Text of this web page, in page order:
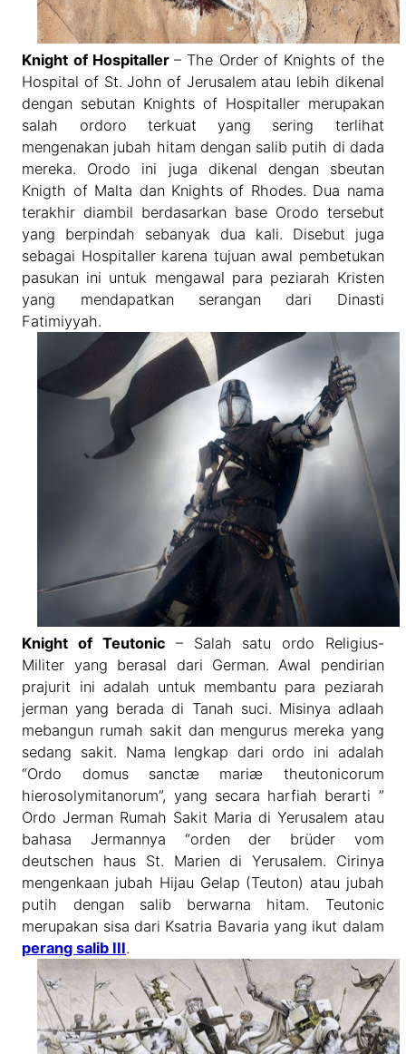
Knight of Hospitaller– The Order of Knights of the
Hospital of St. John of Jerusalem atau lebih dikenal
dengan sebutan Knights of Hospitaller merupakan
salah ordoro terkuat yang sering terlihat
mengenakan jubah hitam dengan salib putih di dada
mereka. Orodo ini juga dikenal dengan sbeutan
Knigth of Malta dan Knights of Rhodes. Dua nama
terakhir diambil berdasarkan base Orodo tersebut
yang berpindah sebanyak dua kali. Disebut juga
sebagai Hospitaller karena tujuan awal pembetukan
pasukan ini untuk mengawal para peziarah Kristen
yang mendapatkan serangan dari Dinasti
Fatimiyyah.
Knight of Teutonic – Salah satu ordo Religius-
Militer yang berasal dari German. Awal pendirian
prajurit ini adalah untuk membantu para peziarah
jerman yang berada di Tanah suci. Misinya adlaah
mebangun rumah sakit dan mengurus mereka yang
sedang sakit. Nama lengkap dari ordo ini adalah
“Ordo domus sanctæ mariæ theutonicorum
hierosolymitanorum”, yang secara harfiah berarti ”
Ordo Jerman Rumah Sakit Maria di Yerusalem atau
bahasa Jermannya “orden der brüder vom
deutschen haus St. Marien di Yerusalem. Cirinya
mengenkaan jubah Hijau Gelap (Teuton) atau jubah
putih dengan salib berwarna hitam. Teutonic
merupakan sisa dari Ksatria Bavaria yang ikut dalam
perang salib III.